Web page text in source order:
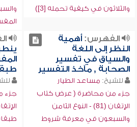
والثلاثون في كيفية تحمله [3])
الفهرس:أهمية
النظر إلى اللغة
والسياق في تفسير
الصحابة , مآخذ التفسير
للشيخ: مساعد الطيار
جزء من محاضرة ( عرض كتاب
الإتقان (81) - النوع الثامن
والسبعون في معرفة شروط
جزء